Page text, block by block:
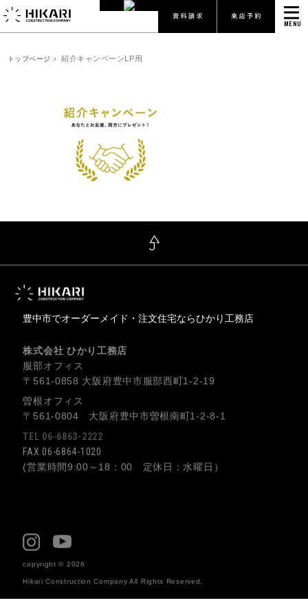
MENU
トップページ 紹介キャンペーンLP用
豊中市でオーダーメイド・注文住宅ならひかり工務店
株式会社 ひかり工務店
服部オフィス
〒561-0858 大阪府豊中市服部西町1-2-19
曽根オフィス
〒561-0804 大阪府豊中市曽根南町1-2-8-1
TEL 06-6863-2222
FAX 06-6864-1020
(営業時間9:00～18：00 定休日：水曜日）
copyright © 2026
Hikari Construction Company All Rights Reserved.